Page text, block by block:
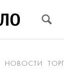
НОВОСТИ